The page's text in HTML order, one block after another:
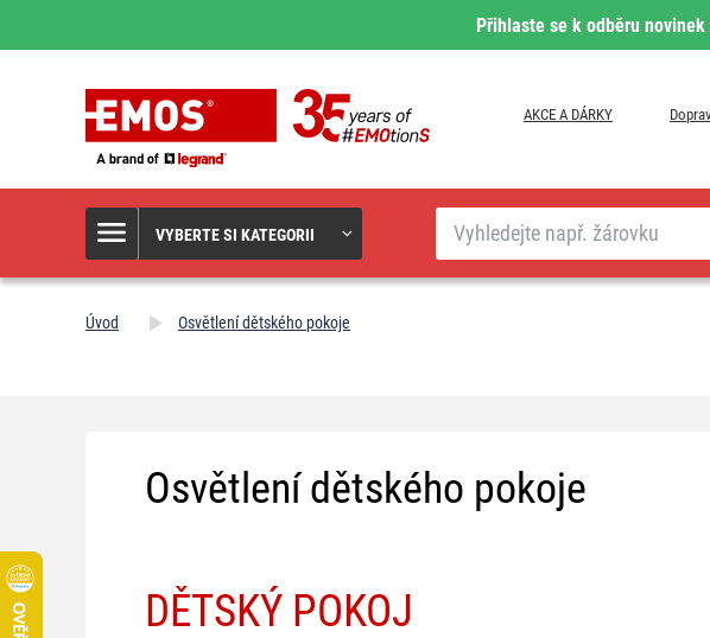
Přihlaste se k odběru
AKCE A DÁRKY
VYBERTE SI KATEGORII
Hledat
Úvod Osvětlení dětského pokoje
Osvětlení dětského pokoje
DĚTSKÝ POKOJ